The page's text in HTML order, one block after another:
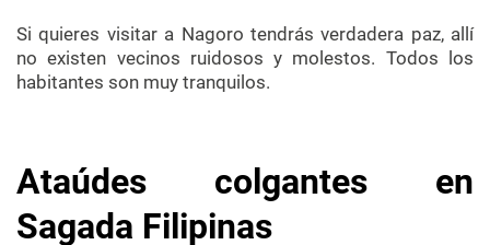
Si quieres visitar a Nagoro tendrás verdadera paz, allí
no existen vecinos ruidosos y molestos. Todos los
habitantes son muy tranquilos.
Ataúdes colgantes en
Sagada Filipinas